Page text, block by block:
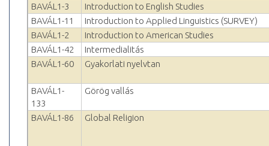
BAVÁL1-3
Introduction to English Studies
BAVÁL1-11
Introduction to Applied Linguistics (SURVEY)
BAVÁL1-2
Introduction to American Studies
BAVÁL1-42
Intermedialitás
BAVÁL1-60
Gyakorlati nyelvtan
BAVÁL1-
133
Görög vallás
BAVÁL1-86 Global Religion